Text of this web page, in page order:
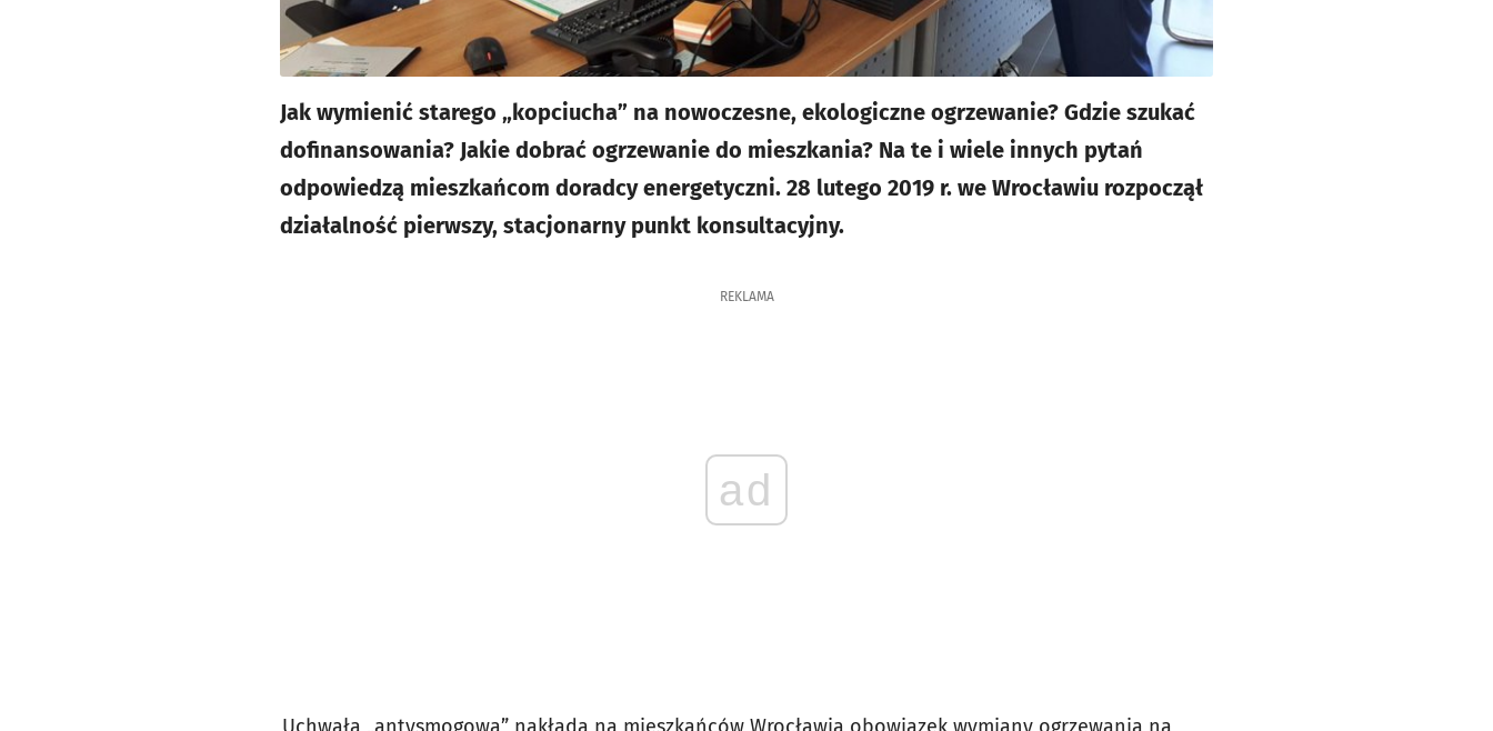
Jak wymienić starego „kopciucha” na nowoczesne, ekologiczne ogrzewanie? Gdzie szukać
dofinansowania? Jakie dobrać ogrzewanie do mieszkania? Na te i wiele innych pytań
odpowiedzą mieszkańcom doradcy energetyczni. 28 lutego 2019 r. we Wrocławiu rozpoczął
działalność pierwszy, stacjonarny punkt konsultacyjny.
REKLAMA
ad